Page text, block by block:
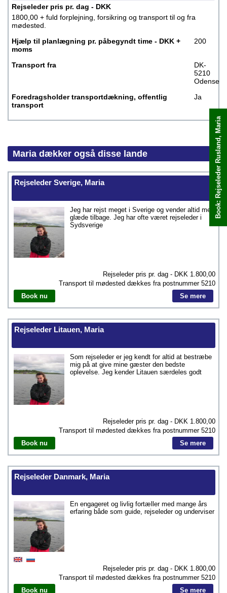
Book: Rejseleder Rusland, Maria
Rejseleder pris pr. dag - DKK
1800,00 + fuld forplejning, forsikring og transport til og fra
mødested.
Hjælp til planlægning pr. påbegyndt time - DKK +
moms
200
Transport fra
DK-
5210
Odense
Foredragsholder transportdækning, offentlig
transport
Ja
Maria dækker også disse lande
Rejseleder Sverige, Maria
Jeg har rejst meget i Sverige og vender altid med
glæde tilbage. Jeg har ofte været rejseleder i
Sydsverige
Rejseleder pris pr. dag - DKK 1.800,00
Transport til mødested dækkes fra postnummer 5210
Book nu
Se mere
Rejseleder Litauen, Maria
Som rejseleder er jeg kendt for altid at bestræbe
mig på at give mine gæster den bedste
oplevelse. Jeg kender Litauen særdeles godt
Rejseleder pris pr. dag - DKK 1.800,00
Transport til mødested dækkes fra postnummer 5210
Book nu
Se mere
Rejseleder Danmark, Maria
En engageret og livlig fortæller med mange års
erfaring både som guide, rejseleder og underviser
Rejseleder pris pr. dag - DKK 1.800,00
Transport til mødested dækkes fra postnummer 5210
Book nu
Se mere
Book med det samme